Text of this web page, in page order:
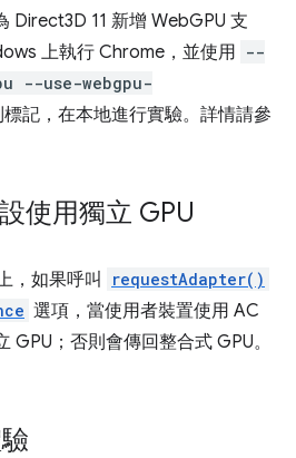
Direct3D 11 新增 WebGPU 支
上執行 Chrome，並使用 --
--use-webgpu-
記，在本地進行實驗。詳情請參
使用獨立 GPU
，如果呼叫 requestAdapter()
選項，當使用者裝置使用 AC
GPU；否則會傳回整合式 GPU。